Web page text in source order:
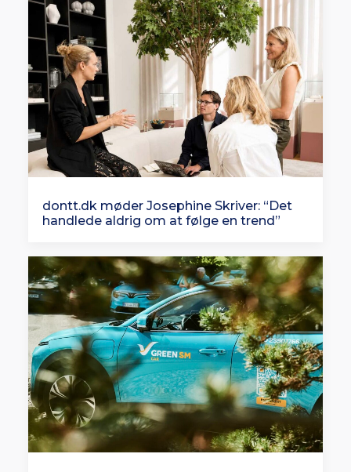
dontt.dk møder Josephine Skriver: “Det
handlede aldrig om at følge en trend”